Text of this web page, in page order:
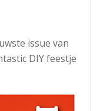
issue van
DIY feestje